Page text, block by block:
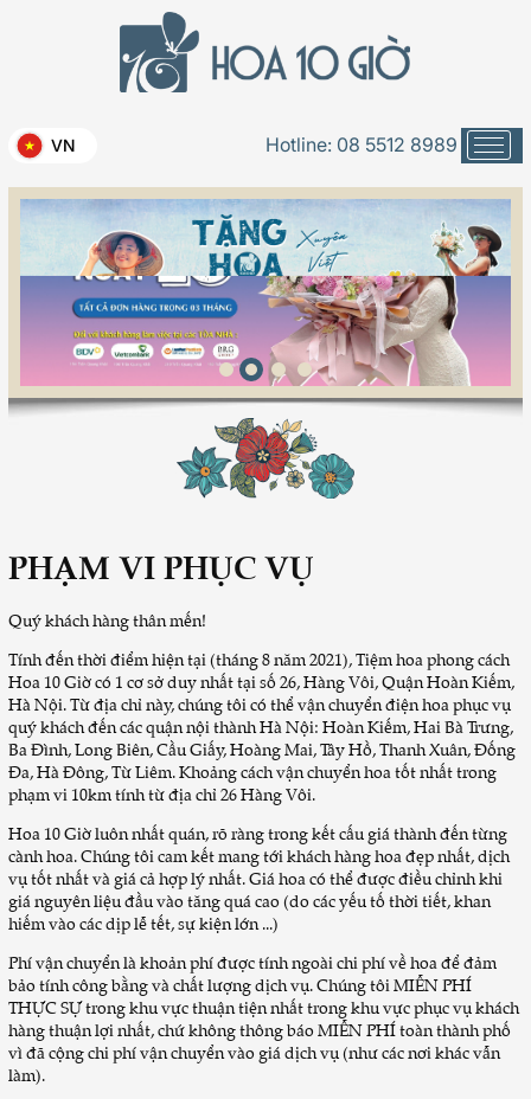
Hotline: 08 5512 8989
VN
Phạm vi phục vụ
PHẠM VI PHỤC VỤ
Quý khách hàng thân mến!
Tính đến thời điểm hiện tại (tháng 8 năm 2021), Tiệm hoa phong cách
Hoa 10 Giờ có 1 cơ sở duy nhất tại số 26, Hàng Vôi, Quận Hoàn Kiếm,
Hà Nội. Từ địa chỉ này, chúng tôi có thể vận chuyển điện hoa phục vụ
quý khách đến các quận nội thành Hà Nội: Hoàn Kiếm, Hai Bà Trưng,
Ba Đình, Long Biên, Cầu Giấy, Hoàng Mai, Tây Hồ, Thanh Xuân, Đống
Đa, Hà Đông, Từ Liêm. Khoảng cách vận chuyển hoa tốt nhất trong
phạm vi 10km tính từ địa chỉ 26 Hàng Vôi.
Hoa 10 Giờ luôn nhất quán, rõ ràng trong kết cấu giá thành đến từng
cành hoa. Chúng tôi cam kết mang tới khách hàng hoa đẹp nhất, dịch
vụ tốt nhất và giá cả hợp lý nhất. Giá hoa có thể được điều chỉnh khi
giá nguyên liệu đầu vào tăng quá cao (do các yếu tố thời tiết, khan
hiếm vào các dịp lễ tết, sự kiện lớn ...)
Phí vận chuyển là khoản phí được tính ngoài chi phí về hoa để đảm
bảo tính công bằng và chất lượng dịch vụ. Chúng tôi MIỄN PHÍ
THỰC SỰ trong khu vực thuận tiện nhất trong khu vực phục vụ khách
hàng thuận lợi nhất, chứ không thông báo MIỄN PHÍ toàn thành phố
vì đã cộng chi phí vận chuyển vào giá dịch vụ (như các nơi khác vẫn
làm).